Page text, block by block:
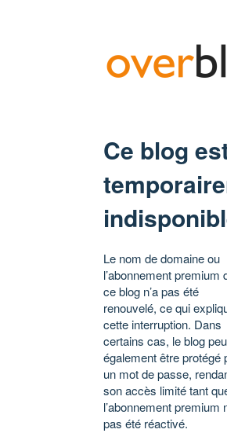
Ce blog
Le nom de domaine ou
l’abonnement premium
ce blog n’a pas été
renouvelé, ce qui
cette interruption. Dans
certains cas, le blog
également être protégé
un mot de passe,
son accès limité tant
l’abonnement premium
pas été réactivé.